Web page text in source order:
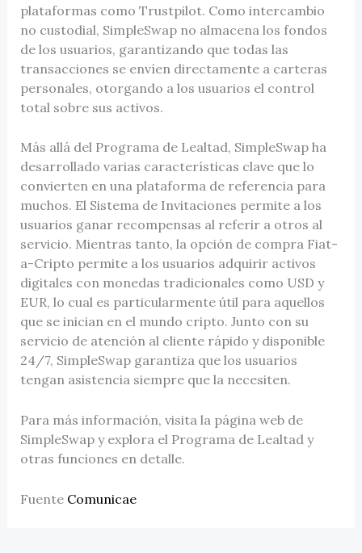
plataformas como Trustpilot. Como intercambio
no custodial, SimpleSwap no almacena los fondos
de los usuarios, garantizando que todas las
transacciones se envíen directamente a carteras
personales, otorgando a los usuarios el control
total sobre sus activos.
Más allá del Programa de Lealtad, SimpleSwap ha
desarrollado varias características clave que lo
convierten en una plataforma de referencia para
muchos. El Sistema de Invitaciones permite a los
usuarios ganar recompensas al referir a otros al
servicio. Mientras tanto, la opción de compra Fiat-
a-Cripto permite a los usuarios adquirir activos
digitales con monedas tradicionales como USD y
EUR, lo cual es particularmente útil para aquellos
que se inician en el mundo cripto. Junto con su
servicio de atención al cliente rápido y disponible
24/7, SimpleSwap garantiza que los usuarios
tengan asistencia siempre que la necesiten.
Para más información, visita la página web de
SimpleSwap y explora el Programa de Lealtad y
otras funciones en detalle.
Fuente Comunicae